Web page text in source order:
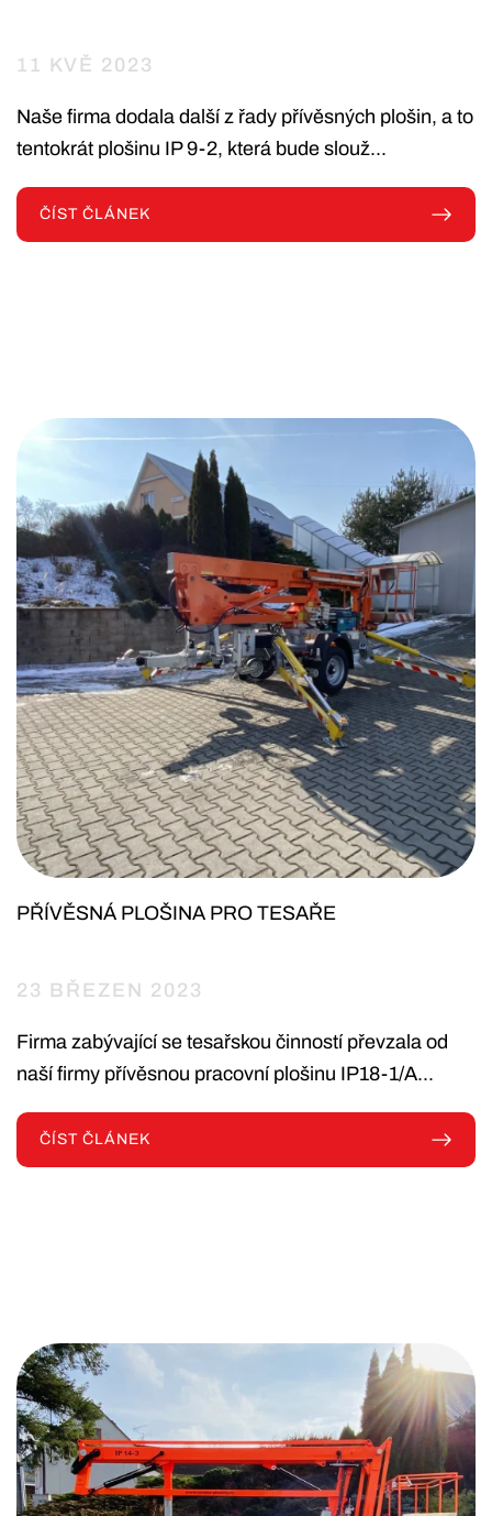
11 KVĚ 2023
Naše firma dodala další z řady přívěsných plošin, a to
tentokrát plošinu IP 9-2, která bude slouž...
ČÍST ČLÁNEK
PŘÍVĚSNÁ PLOŠINA PRO TESAŘE
23 BŘEZEN 2023
Firma zabývající se tesařskou činností převzala od
naší firmy přívěsnou pracovní plošinu IP18-1/A...
ČÍST ČLÁNEK